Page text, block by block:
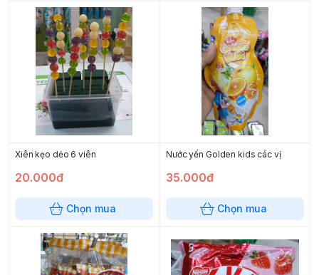
Xiên kẹo dẻo 6 viên
20.000đ
Chọn mua
Nước yến Golden kids các vị
35.000đ
Chọn mua